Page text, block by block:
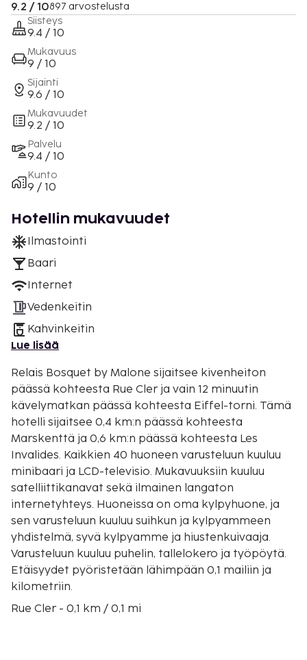
9.2 / 10897 arvostelusta
Siisteys
9.4 / 10
Mukavuus
9 / 10
Sijainti
9.6 / 10
Mukavuudet
9.2 / 10
Palvelu
9.4 / 10
Kunto
9 / 10
Hotellin mukavuudet
Ilmastointi
Baari
Internet
Vedenkeitin
Kahvinkeitin
Lue lisää
Relais Bosquet by Malone sijaitsee kivenheiton
päässä kohteesta Rue Cler ja vain 12 minuutin
kävelymatkan päässä kohteesta Eiffel-torni. Tämä
hotelli sijaitsee 0,4 km:n päässä kohteesta
Marskenttä ja 0,6 km:n päässä kohteesta Les
Invalides. Kaikkien 40 huoneen varusteluun kuuluu
minibaari ja LCD-televisio. Mukavuuksiin kuuluu
satelliittikanavat sekä ilmainen langaton
internetyhteys. Huoneissa on oma kylpyhuone, ja
sen varusteluun kuuluu suihkun ja kylpyammeen
yhdistelmä, syvä kylpyamme ja hiustenkuivaaja.
Varusteluun kuuluu puhelin, tallelokero ja työpöytä.
Etäisyydet pyöristetään lähimpään 0,1 mailiin ja
kilometriin.
Rue Cler - 0,1 km / 0,1 mi